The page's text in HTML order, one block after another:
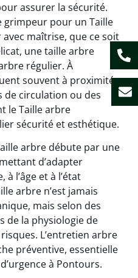
assurer la sécurité.
grimpeur pour un Taille
maîtrise, que ce soit
une taille arbre
régulier. À
souvent à proximité
de circulation ou des
le Taille arbre
sécurité et esthétique.
arbre débute par une
d’adapter
à l’âge et à l’état
arbre n’est jamais
mais selon des
de la physiologie de
L’entretien arbre
préventive, essentielle
à Pontours.